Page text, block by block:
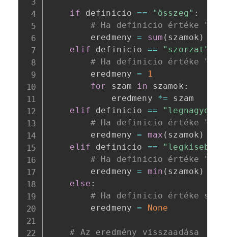
if definicio == "összeg" :
# Ha definicio értéke
        eredmeny
= sum ( szamok )
elif definicio == "szorzat"
# Ha definicio értéke
        eredmeny
=
1
for szam in szamok :
            eredmeny
*= szam
elif definicio == "legnagyobb"
# Ha definicio értéke
        eredmeny
= max ( szamok )
elif definicio == "legkisebb"
# Ha definicio értéke
        eredmeny
= min ( szamok )
else :
# Ha definicio értéke sem
        eredmeny
= None
# Az eredmény visszaadása